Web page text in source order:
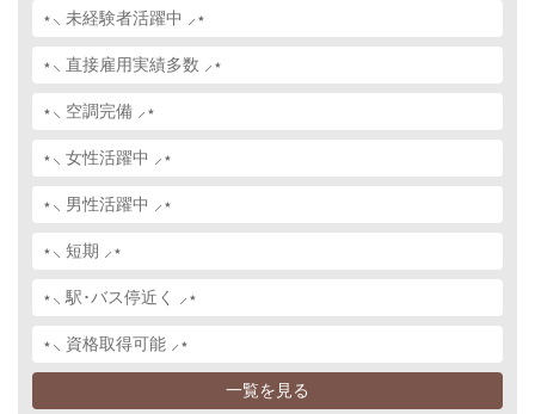
⋆⸜ 未経験者活躍中 ⸝⋆
⋆⸜ 直接雇用実績多数 ⸝⋆
⋆⸜ 空調完備 ⸝⋆
⋆⸜ 女性活躍中 ⸝⋆
⋆⸜ 男性活躍中 ⸝⋆
⋆⸜ 短期 ⸝⋆
⋆⸜ 駅･バス停近く ⸝⋆
⋆⸜ 資格取得可能 ⸝⋆
一覧を見る